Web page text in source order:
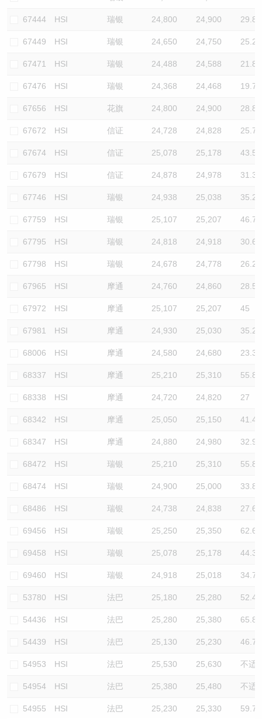
67444 HSI 瑞银 24,800 24,900 29.8
67449 HSI 瑞银 24,650 24,750 25.2
67471 HSI 瑞银 24,488 24,588 21.8
67476 HSI 瑞银 24,368 24,468 19.7
67656 HSI 花旗 24,800 24,900 28.8
67672 HSI 信证 24,728 24,828 25.7
67674 HSI 信证 25,078 25,178 43.5
67679 HSI 信证 24,878 24,978 31.3
67746 HSI 瑞银 24,938 25,038 35.2
67759 HSI 瑞银 25,107 25,207 46.7
67795 HSI 瑞银 24,818 24,918 30.6
67798 HSI 瑞银 24,678 24,778 26.2
67965 HSI 摩通 24,760 24,860 28.5
67972 HSI 摩通 25,107 25,207 45
67981 HSI 摩通 24,930 25,030 35.2
68006 HSI 摩通 24,580 24,680 23.3
68337 HSI 摩通 25,210 25,310 55.8
68338 HSI 摩通 24,720 24,820 27
68342 HSI 摩通 25,050 25,150 41.4
68347 HSI 摩通 24,880 24,980 32.9
68472 HSI 瑞银 25,210 25,310 55.8
68474 HSI 瑞银 24,900 25,000 33.8
68486 HSI 瑞银 24,738 24,838 27.6
69456 HSI 瑞银 25,250 25,350 62.6
69458 HSI 瑞银 25,078 25,178 44.3
69460 HSI 瑞银 24,918 25,018 34.7
53780 HSI 法巴 25,180 25,280 52.4
54436 HSI 法巴 25,280 25,380 65.8
54439 HSI 法巴 25,130 25,230 46.7
54953 HSI 法巴 25,530 25,630 不适
54954 HSI 法巴 25,380 25,480 不适
54955 HSI 法巴 25,230 25,330 59.7